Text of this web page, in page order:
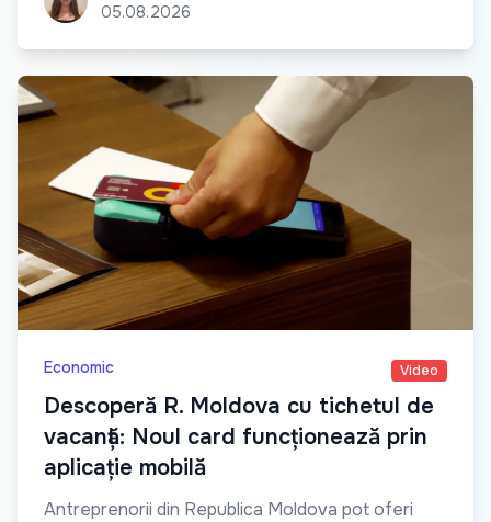
05.08.2026
Economic Video
Descoperă R. Moldova cu tichetul de
vacanță: Noul card funcționează prin
aplicație mobilă
Antreprenorii din Republica Moldova pot oferi